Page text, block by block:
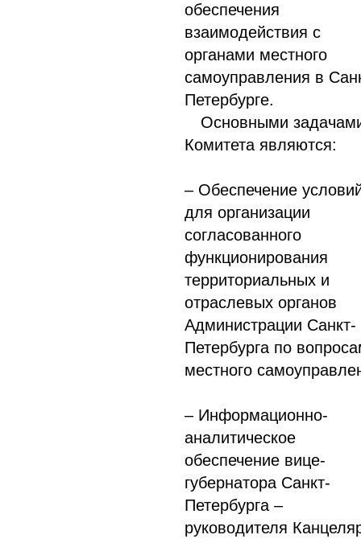
обеспечения
взаимодействия с
органами местного
самоуправления в
Петербурге.
Основными
Комитета являются:
– Обеспечение
для организации
согласованного
функционирования
территориальных и
отраслевых органов
Администрации Санкт-
Петербурга по
местного
– Информационно-
аналитическое
обеспечение вице-
губернатора Санкт-
Петербурга –
руководителя